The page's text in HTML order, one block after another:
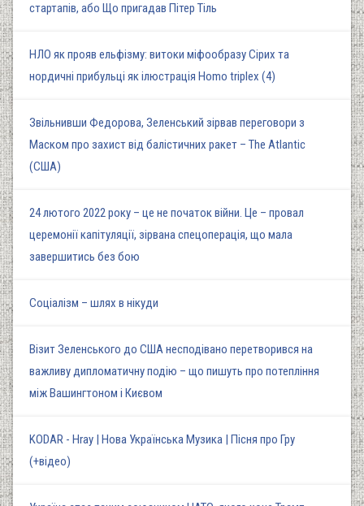
стартапів, або Що пригадав Пітер Тіль
НЛО як прояв ельфізму: витоки міфообразу Сірих та
нордичні прибульці як ілюстрація Homo triplex (4)
Звільнивши Федорова, Зеленський зірвав переговори з
Маском про захист від балістичних ракет – The Atlantic
(США)
24 лютого 2022 року – це не початок війни. Це – провал
церемонії капітуляції, зірвана спецоперація, що мала
завершитись без бою
Соціалізм – шлях в нікуди
Візит Зеленського до США несподівано перетворився на
важливу дипломатичну подію – що пишуть про потепління
між Вашингтоном і Києвом
KODAR - Hray | Нова Українська Музика | Пісня про Гру
(+відео)